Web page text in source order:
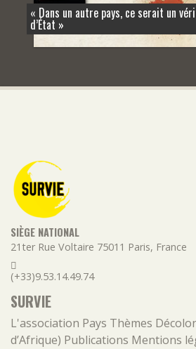
« Dans un autre pays, ce serait un
d’État »
SIÈGE NATIONAL
21ter Rue Voltaire 75011 Paris, France
(+33)9.53.14.49.74
SURVIE
L'association Pays Thèmes
d’Afrique) Publications Mentions